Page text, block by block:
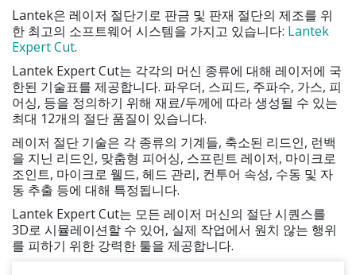
Lantek은 레이저 절단기로 판금 및 판재 절단의 제조를 위
한 최고의 소프트웨어 시스템을 가지고 있습니다: Lantek
Expert Cut.
Lantek Expert Cut는 각각의 머신 종류에 대해 레이저에 국
한된 기술표를 제공합니다. 파우더, 스피드, 주파수, 가스, 피
어싱, 등을 정의하기 위해 재료/두께에 따라 생성될 수 있는
최대 12개의 절단 품질이 있습니다.
레이저 절단 기술은 각 종류의 기계들, 축소된 리드인, 런백
을 지닌 리드인, 맞춤형 피어싱, 스프린트 레이저, 마이크로
조인트, 마이크로 웰드, 헤드 관리, 컨투어 속성, 수동 및 자
동 추출 등에 대해 특정됩니다.
Lantek Expert Cut는 모든 레이저 머신의 절단 시퀀스를
3D로 시뮬레이션할 수 있어, 실제 작업에서 원치 않는 행위
를 피하기 위한 강력한 툴을 제공합니다.